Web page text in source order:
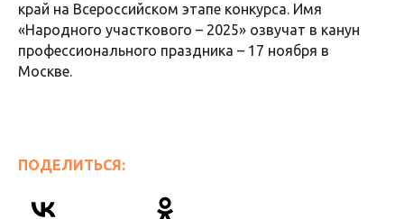
край на Всероссийском этапе конкурса. Имя
«Народного участкового – 2025» озвучат в канун
профессионального праздника – 17 ноября в
Москве.
ПОДЕЛИТЬСЯ: